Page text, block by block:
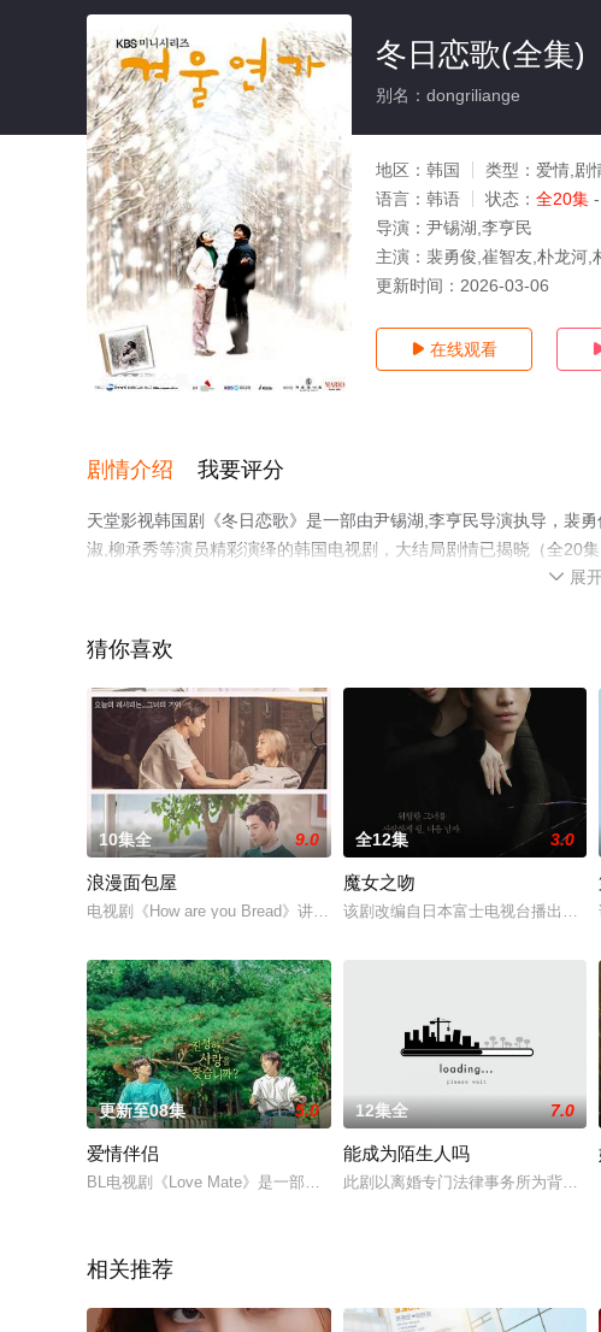
全20集/全集
冬日恋歌(全集)
别名：dongriliange
地区： 韩国 类型： 爱情,剧
语言： 韩语 状态： 全20集
导演： 尹锡湖,李亨民
主演： 裴勇俊,崔智友,朴龙河,
更新时间： 2026-03-06
 在线观看
剧情介绍 我要评分
天堂影视韩国剧《冬日恋歌》是一部由尹锡湖,李亨民导演执导，裴
淑,柳承秀等演员精彩演绎的韩国电视剧，大结局剧情已揭晓（全20
更多相关信息可移步至豆瓣电视剧、电视猫或剧情网等平台了解。
 展
猜你喜欢
10集全 9.0
浪漫面包屋
电视剧《How are you Bread》讲述了在神秘的面包店里每天早晨都能做出
全12集 3.0
魔女之吻
该剧改编自日本富士电视台播出的《
更新至08集 5.0
爱情伴侣
BL电视剧《Love Mate》是一部不相信爱情的刻薄铁壁男和对爱情真心的
12集全 7.0
能成为陌生人吗
此剧以离婚专门法律事务所为背景
相关推荐